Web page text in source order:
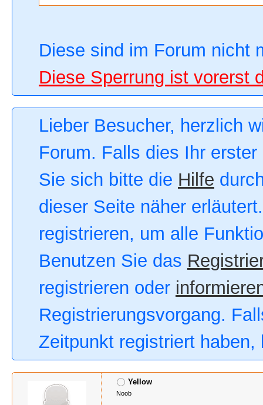
Diese sind im Forum nicht
Diese Sperrung ist vorerst
Lieber Besucher, herzlich
Forum. Falls dies Ihr
Sie sich bitte die Hilfe
dieser Seite näher
registrieren, um alle
Benutzen Sie das
registrieren oder
Registrierungsvorgang.
Zeitpunkt registriert
Yellow
Noob